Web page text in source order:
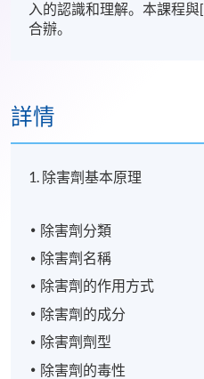
入的認識和理解。本課程
合辦。
詳情
1. 除害劑基本原理
除害劑分類
除害劑名稱
除害劑的作用方式
除害劑的成分
除害劑劑型
除害劑的毒性